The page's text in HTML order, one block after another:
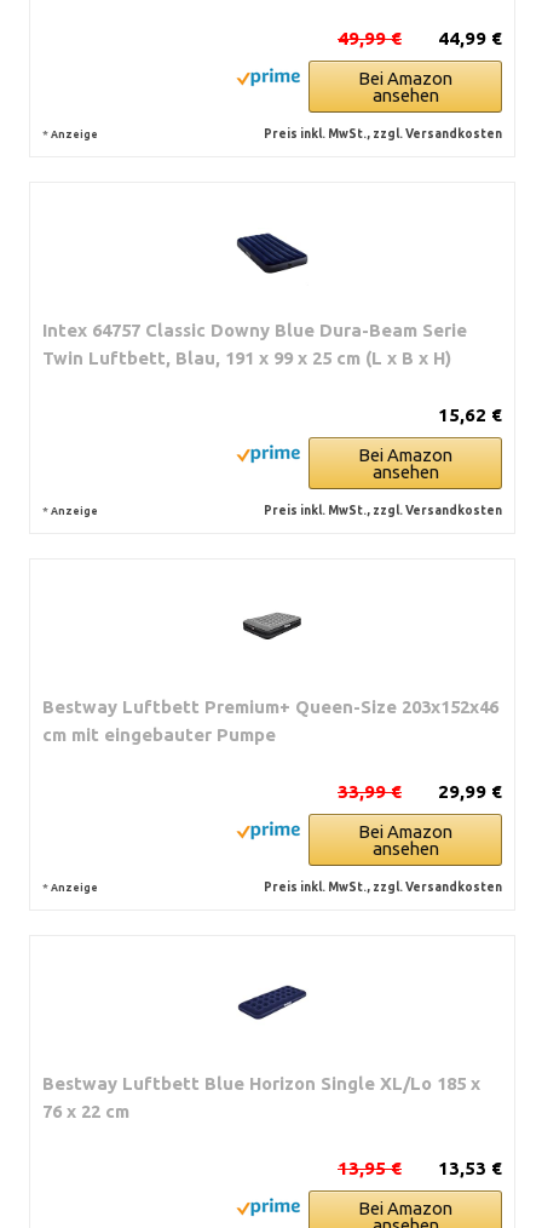
44,99 €
49,99 €
Bei Amazon
ansehen
* Anzeige Preis inkl. MwSt., zzgl. Versandkosten
Intex 64757 Classic Downy Blue Dura-Beam Serie
Twin Luftbett, Blau, 191 x 99 x 25 cm (L x B x H)
15,62 €
Bei Amazon
ansehen
* Anzeige Preis inkl. MwSt., zzgl. Versandkosten
Bestway Luftbett Premium+ Queen-Size 203x152x46
cm mit eingebauter Pumpe
29,99 €
33,99 €
Bei Amazon
ansehen
* Anzeige Preis inkl. MwSt., zzgl. Versandkosten
Bestway Luftbett Blue Horizon Single XL/Lo 185 x
76 x 22 cm
13,53 €
13,95 €
Bei Amazon